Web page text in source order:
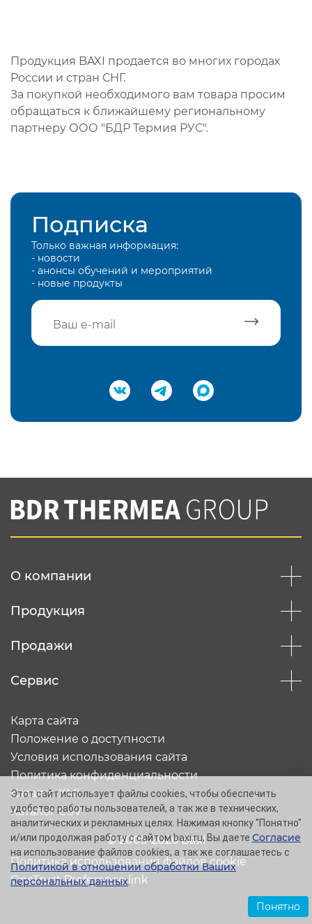
Продукция BAXI продается во многих городах
России и стран СНГ.
За покупкой необходимого вам товара просим
обращаться к ближайшему региональному
партнеру ООО "БДР Термия РУС".
Подписка
Только важная информация:
- новости
- анонсы обучений и мероприятий
- новые продукты
Подтвердить e-mail
Вы соглашаетесь с нашей политикой
конфеденциальности
О компании
Продукция
Продажи
Сервис
© 2005-2026 Baxi
Карта сайта
Положение о доступности
Условия использования сайта
Политика конфиденциальности
Каталог XML
Каталог CSV
Политика использования файлов cookie
OneTrust Preference link
Этот сайт использует файлы cookies, чтобы обеспечить
удобство работы пользователей, а так же в технических,
аналитических и рекламных целях. Нажимая кнопку "Понятно"
и/или продолжая работу с сайтом baxi.ru, Вы даете Согласие
на использование файлов cookies, а так же соглашаетесь с
Политикой в отношении обработки Ваших
персональных данных.
Понятно